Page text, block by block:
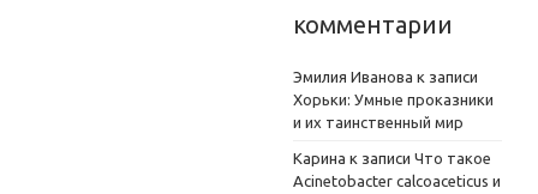
комментарии
Эмилия Иванова к записи
Хорьки: Умные проказники
и их таинственный мир
Карина к записи Что такое
Acinetobacter calcoaceticus и